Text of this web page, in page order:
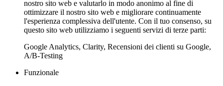
nostro sito web e valutarlo in modo anonimo al fine di
ottimizzare il nostro sito web e migliorare continuamente
l'esperienza complessiva dell'utente. Con il tuo consenso, su
questo sito web utilizziamo i seguenti servizi di terze parti:
Google Analytics, Clarity, Recensioni dei clienti su Google,
A/B-Testing
Funzionale